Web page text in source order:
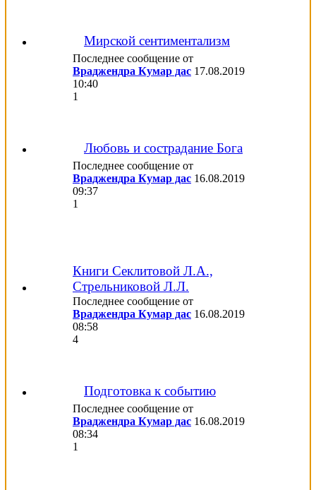
Мирской сентиментализм
Последнее сообщение от
Враджендра Кумар дас 17.08.2019
10:40
1
Любовь и сострадание Бога
Последнее сообщение от
Враджендра Кумар дас 16.08.2019
09:37
1
Книги Секлитовой Л.А.,
Стрельниковой Л.Л.
Последнее сообщение от
Враджендра Кумар дас 16.08.2019
08:58
4
Подготовка к событию
Последнее сообщение от
Враджендра Кумар дас 16.08.2019
08:34
1